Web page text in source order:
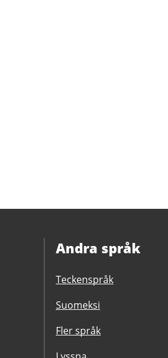
Andra språk
Teckenspråk
Suomeksi
Fler språk